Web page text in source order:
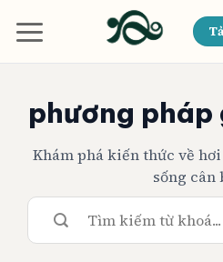
qua
phương pháp
Khám phá kiến thức về
sống cân